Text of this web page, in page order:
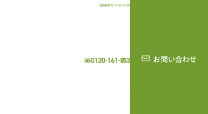
【電話受付】9:30～21:00
0120-161-853 お問い合わせ